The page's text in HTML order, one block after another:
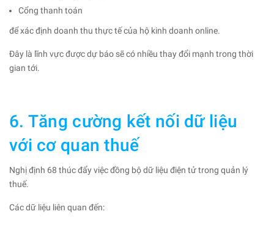
Cổng thanh toán
để xác định doanh thu thực tế của hộ kinh doanh online.
Đây là lĩnh vực được dự báo sẽ có nhiều thay đổi mạnh trong thời
gian tới.
6. Tăng cường kết nối dữ liệu
với cơ quan thuế
Nghị định 68 thúc đẩy việc đồng bộ dữ liệu điện tử trong quản lý
thuế.
Các dữ liệu liên quan đến: